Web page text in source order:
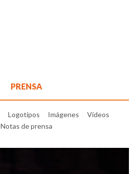
PRENSA
Logotipos Imágenes
Vídeos
Notas de prensa